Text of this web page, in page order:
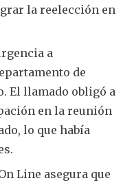
la reelección en
a
de
El llamado obligó a
en la reunión
lo que había
Line asegura que